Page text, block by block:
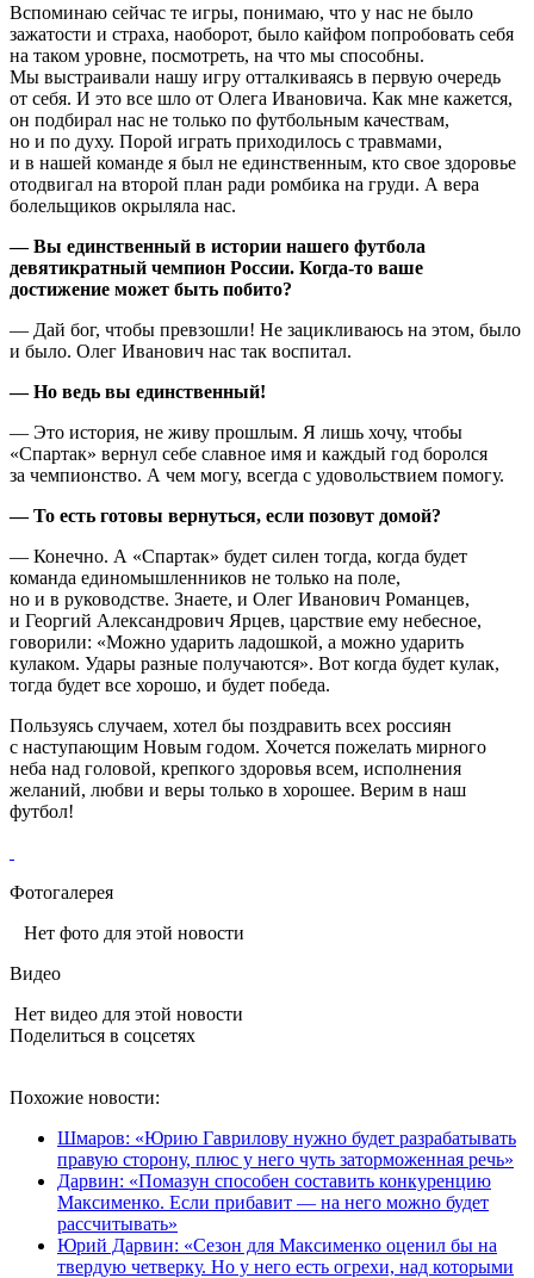
Вспоминаю сейчас те игры, понимаю, что у нас не было
зажатости и страха, наоборот, было кайфом попробовать себя
на таком уровне, посмотреть, на что мы способны.
Мы выстраивали нашу игру отталкиваясь в первую очередь
от себя. И это все шло от Олега Ивановича. Как мне кажется,
он подбирал нас не только по футбольным качествам,
но и по духу. Порой играть приходилось с травмами,
и в нашей команде я был не единственным, кто свое здоровье
отодвигал на второй план ради ромбика на груди. А вера
болельщиков окрыляла нас.
— Вы единственный в истории нашего футбола
девятикратный чемпион России. Когда-то ваше
достижение может быть побито?
— Дай бог, чтобы превзошли! Не зацикливаюсь на этом, было
и было. Олег Иванович нас так воспитал.
— Но ведь вы единственный!
— Это история, не живу прошлым. Я лишь хочу, чтобы
«Спартак» вернул себе славное имя и каждый год боролся
за чемпионство. А чем могу, всегда с удовольствием помогу.
— То есть готовы вернуться, если позовут домой?
— Конечно. А «Спартак» будет силен тогда, когда будет
команда единомышленников не только на поле,
но и в руководстве. Знаете, и Олег Иванович Романцев,
и Георгий Александрович Ярцев, царствие ему небесное,
говорили: «Можно ударить ладошкой, а можно ударить
кулаком. Удары разные получаются». Вот когда будет кулак,
тогда будет все хорошо, и будет победа.
Пользуясь случаем, хотел бы поздравить всех россиян
с наступающим Новым годом. Хочется пожелать мирного
неба над головой, крепкого здоровья всем, исполнения
желаний, любви и веры только в хорошее. Верим в наш
футбол!
Фотогалерея
Нет фото для этой новости
Видео
Нет видео для этой новости
Поделиться в соцсетях
Похожие новости:
Шмаров: «Юрию Гаврилову нужно будет разрабатывать
правую сторону, плюс у него чуть заторможенная речь»
Дарвин: «Помазун способен составить конкуренцию
Максименко. Если прибавит — на него можно будет
рассчитывать»
Юрий Дарвин: «Сезон для Максименко оценил бы на
твердую четверку. Но у него есть огрехи, над которыми